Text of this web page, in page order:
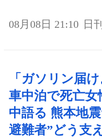
08月08日 21:10 日
「ガソリン届
車中泊で死亡女
中語る 熊本地
避難者”どう支